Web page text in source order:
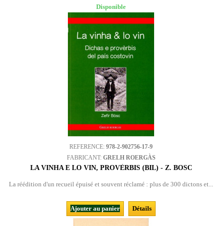
Disponible
REFERENCE: 978-2-902756-17-9
FABRICANT: GRELH ROERGÀS
LA VINHA E LO VIN, PROVÈRBIS (BIL) - Z. BOSC
La réédition d'un recueil épuisé et souvent réclamé : plus de 300 dictons et...
Ajouter au panier Détails